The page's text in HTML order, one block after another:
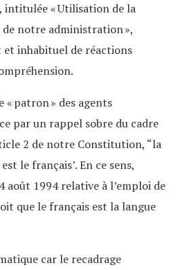
intitulée « Utilisation de la
de notre administration »,
inhabituel de réactions
« patron » des agents
par un rappel sobre du cadre
2 de notre Constitution, “la
le français’. En ce sens,
août 1994 relative à l’emploi de
que le français est la langue
car le recadrage